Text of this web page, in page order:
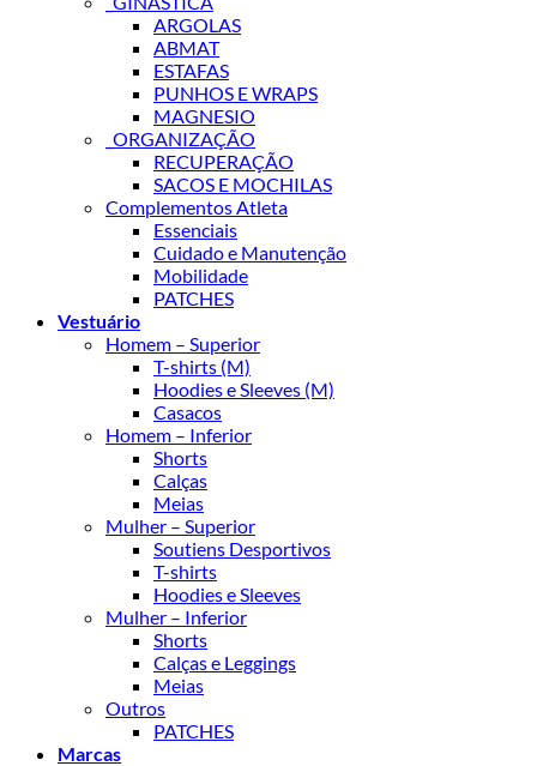
ARGOLAS
ABMAT
ESTAFAS
PUNHOS E WRAPS
MAGNESIO
_ORGANIZAÇÃO
RECUPERAÇÃO
SACOS E MOCHILAS
Complementos Atleta
Essenciais
Cuidado e Manutenção
Mobilidade
PATCHES
Vestuário
Homem – Superior
T-shirts (M)
Hoodies e Sleeves (M)
Casacos
Homem – Inferior
Shorts
Calças
Meias
Mulher – Superior
Soutiens Desportivos
T-shirts
Hoodies e Sleeves
Mulher – Inferior
Shorts
Calças e Leggings
Meias
Outros
PATCHES
Marcas